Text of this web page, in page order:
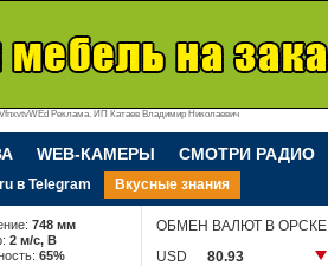
Реклама. ИП Катаев Владимир Николаевич
WEB-КАМЕРЫ СМОТРИ РАДИО
в Telegram Вкусные знания
748 мм
2 м/c, В
65%
ОБМЕН ВАЛЮТ В ОРСКЕ
USD
80.93